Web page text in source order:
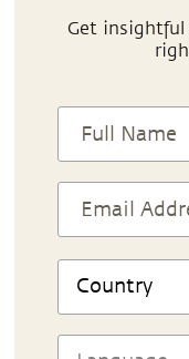
Get insightful